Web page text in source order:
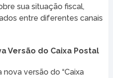
sua situação fiscal,
entre diferentes canais
Versão do Caixa Postal
versão do “Caixa